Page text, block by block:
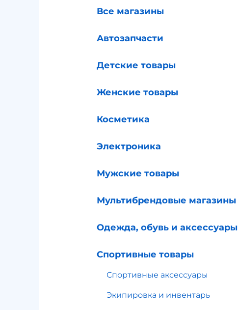
Все магазины
Автозапчасти
Детские товары
Женские товары
Косметика
Электроника
Мужские товары
Мультибрендовые магазины
Одежда, обувь и аксессуары
Спортивные товары
Спортивные аксессуары
Экипировка и инвентарь